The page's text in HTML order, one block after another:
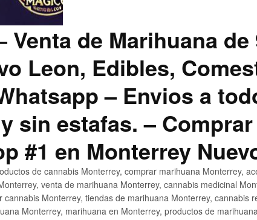
de Marihuana de
Leon, Edibles,
– Envios a
sin estafas. –
#1 en Monterrey
de cannabis Monterrey, comprar marihuana Monterrey,
venta de marihuana Monterrey, cannabis medicinal
Monterrey, tiendas de marihuana Monterrey, cannabis
Monterrey, marihuana en Monterrey, productos de